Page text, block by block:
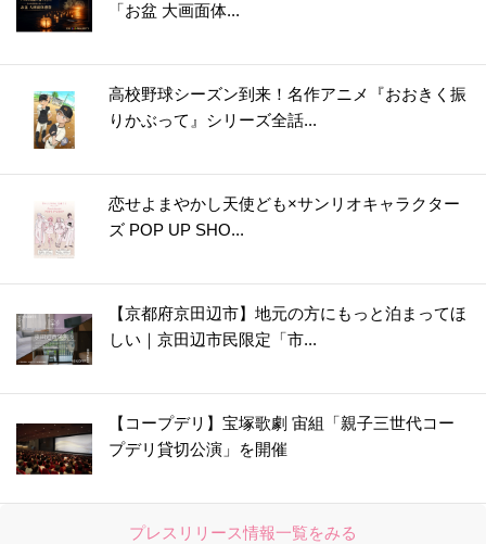
「お盆 大画面体...
高校野球シーズン到来！名作アニメ『おおきく振
りかぶって』シリーズ全話...
恋せよまやかし天使ども×サンリオキャラクター
ズ POP UP SHO...
【京都府京田辺市】地元の方にもっと泊まってほ
しい｜京田辺市民限定「市...
【コープデリ】宝塚歌劇 宙組「親子三世代コー
プデリ貸切公演」を開催
プレスリリース情報一覧をみる